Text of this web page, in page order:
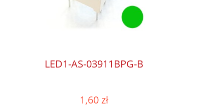
LED1-AS-03911BPG-B
1,60 zł